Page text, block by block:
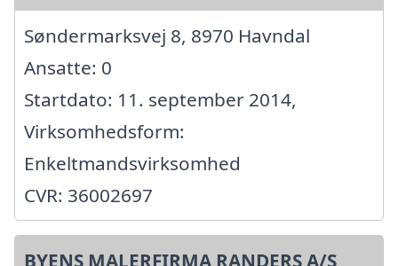
Søndermarksvej 8, 8970 Havndal
Ansatte: 0
Startdato: 11. september 2014,
Virksomhedsform:
Enkeltmandsvirksomhed
CVR: 36002697
BYENS MALERFIRMA RANDERS A/S